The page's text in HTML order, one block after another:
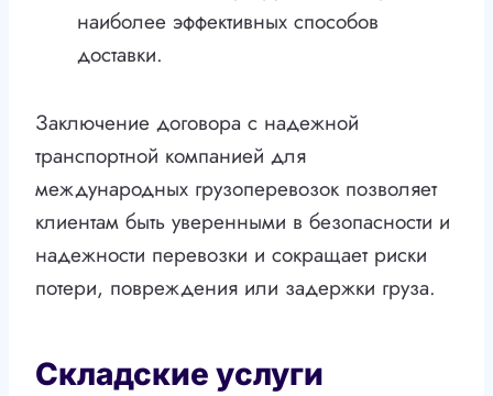
наиболее эффективных способов
доставки.
Заключение договора с надежной
транспортной компанией для
международных грузоперевозок позволяет
клиентам быть уверенными в безопасности и
надежности перевозки и сокращает риски
потери, повреждения или задержки груза.
Складские услуги